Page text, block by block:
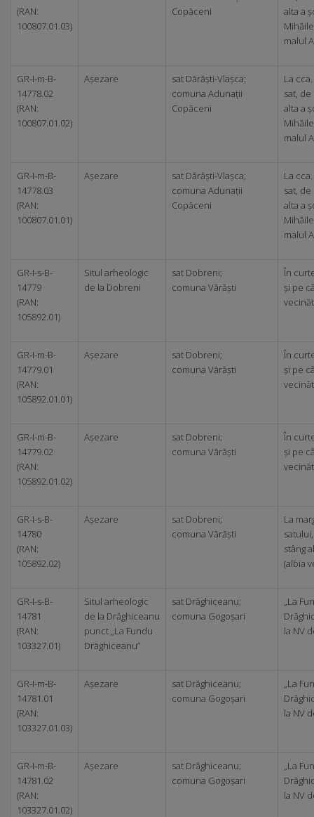
(RAN:
100807.01.03)
Copăceni
alta a
malul
GR-I-m-B-
14778.02
(RAN:
100807.01.02)
Așezare
sat Dărăști-Vlașca;
comuna Adunații
Copăceni
La
sat,
alta a
malul
GR-I-m-B-
14778.03
(RAN:
100807.01.01)
Așezare
sat Dărăști-Vlașca;
comuna Adunații
Copăceni
La
sat,
alta a
malul
GR-I-s-B-
14779
(RAN:
105892.01)
Situl arheologic
de la Dobreni
sat Dobreni;
comuna Vărăști
În
și pe
GR-I-m-B-
14779.01
(RAN:
105892.01.01)
Așezare
sat Dobreni;
comuna Vărăști
În
și pe
GR-I-m-B-
14779.02
(RAN:
105892.01.02)
Așezare
sat Dobreni;
comuna Vărăști
În
și pe
GR-I-s-B-
14780
(RAN:
105892.02)
Așezare
sat Dobreni;
comuna Vărăști
La
stâng
(albia
GR-I-s-B-
14781
(RAN:
103327.01)
Situl arheologic
de la Drăghiceanu
punct „La Fundu
Drăghiceanu”
sat Drăghiceanu;
comuna Gogoșari
„La
la NV
GR-I-m-B-
14781.01
(RAN:
103327.01.03)
Așezare
sat Drăghiceanu;
comuna Gogoșari
„La
la NV
GR-I-m-B-
14781.02
(RAN:
103327.01.02)
Așezare
sat Drăghiceanu;
comuna Gogoșari
„La
la NV